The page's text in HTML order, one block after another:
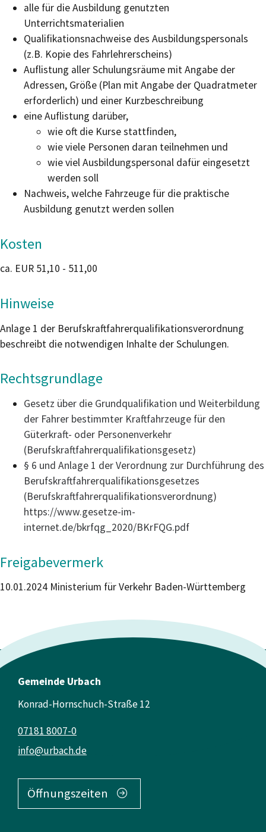
alle für die Ausbildung genutzten
Unterrichtsmaterialien
Qualifikationsnachweise des Ausbildungspersonals
(z.B. Kopie des Fahrlehrerscheins)
Auflistung aller Schulungsräume mit Angabe der
Adressen, Größe (Plan mit Angabe der Quadratmeter
erforderlich) und einer Kurzbeschreibung
eine Auflistung darüber,
wie oft die Kurse stattfinden,
wie viele Personen daran teilnehmen und
wie viel Ausbildungspersonal dafür eingesetzt
werden soll
Nachweis, welche Fahrzeuge für die praktische
Ausbildung genutzt werden sollen
Kosten
ca. EUR 51,10 - 511,00
Hinweise
Anlage 1 der Berufskraftfahrerqualifikationsverordnung
beschreibt die notwendigen Inhalte der Schulungen.
Rechtsgrundlage
Gesetz über die Grundqualifikation und Weiterbildung
der Fahrer bestimmter Kraftfahrzeuge für den
Güterkraft- oder Personenverkehr
(Berufskraftfahrerqualifikationsgesetz)
§ 6 und Anlage 1 der Verordnung zur Durchführung des
Berufskraftfahrerqualifikationsgesetzes
(Berufskraftfahrerqualifikationsverordnung)
https://www.gesetze-im-
internet.de/bkrfqg_2020/BKrFQG.pdf
Freigabevermerk
10.01.2024 Ministerium für Verkehr Baden-Württemberg
Gemeinde Urbach
Konrad-Hornschuch-Straße 12
info@urbach.de
07181 8007-0
Öffnungszeiten